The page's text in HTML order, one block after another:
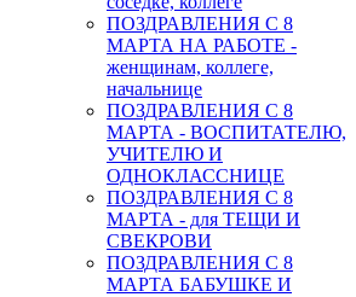
ПОЗДРАВЛЕНИЯ С 8
МАРТА НА РАБОТЕ -
женщинам, коллеге,
начальнице
ПОЗДРАВЛЕНИЯ С 8
МАРТА - ВОСПИТАТЕЛЮ,
УЧИТЕЛЮ И
ОДНОКЛАССНИЦЕ
ПОЗДРАВЛЕНИЯ С 8
МАРТА - для ТЕЩИ И
СВЕКРОВИ
ПОЗДРАВЛЕНИЯ С 8
МАРТА БАБУШКЕ И